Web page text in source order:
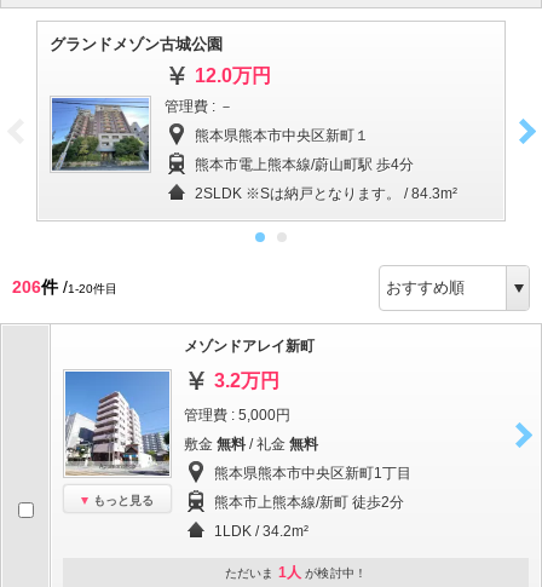
グランドメゾン古城公園
12.0万円
管理費 : －
熊本県熊本市中央区新町１
熊本市電上熊本線/蔚山町駅 歩4分
2SLDK ※Sは納戸となります。 / 84.3m²
206件/1-20件目
もっと見る
メゾンドアレイ新町
3.2万円
管理費 : 5,000円
敷金 無料 / 礼金 無料
熊本県熊本市中央区新町1丁目
熊本市上熊本線/新町 徒歩2分
1LDK / 34.2m²
ただいま 1人 が検討中！